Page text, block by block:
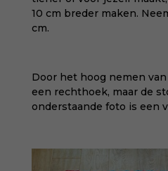
10 cm breder maken.
cm.
Door het hoog nemen
een rechthoek, maar de
onderstaande foto is een